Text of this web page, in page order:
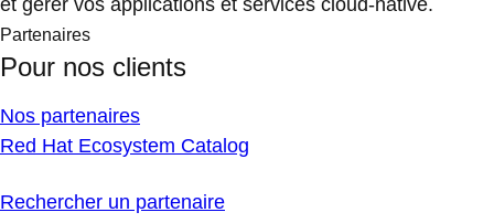
et gérer vos applications et services cloud-native.
Partenaires
Pour nos clients
Nos partenaires
Red Hat Ecosystem Catalog
Rechercher un partenaire